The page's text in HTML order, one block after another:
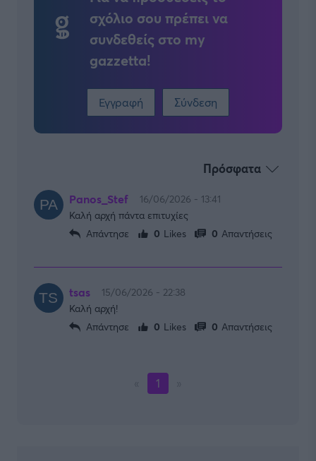
σχόλιο σου πρέπει να
συνδεθείς στο my
gazzetta!
Εγγραφή Σύνδεση
Πρόσφατα
Panos_Stef
16/06/2026 - 13:41
Καλή αρχή πάντα επιτυχίες
Απάντησε
0 Likes 0 Απαντήσεις
tsas
15/06/2026 - 22:38
Καλή αρχή!
Απάντησε
0 Likes 0 Απαντήσεις
1